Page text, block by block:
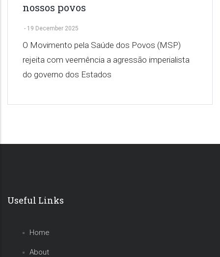
nossos povos
- 19 December 2025
O Movimento pela Saúde dos Povos (MSP)
rejeita com veemência a agressão imperialista
do governo dos Estados
Useful Links
Home
About